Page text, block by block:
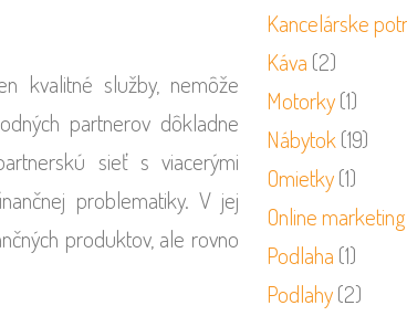
kvalitné služby, nemôže
partnerov dôkladne
sieť s viacerými
problematiky. V jej
produktov, ale rovno
Kancelárske
Káva (2)
Motorky(1)
Nábytok (19)
Omietky(1)
Online marketing
Podlaha (1)
Podlahy(2)